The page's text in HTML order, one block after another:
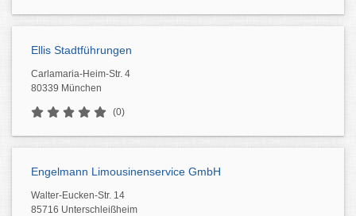
Ellis Stadtführungen
Carlamaria-Heim-Str. 4
80339 München
(0)
Engelmann Limousinenservice GmbH
Walter-Eucken-Str. 14
85716 Unterschleißheim